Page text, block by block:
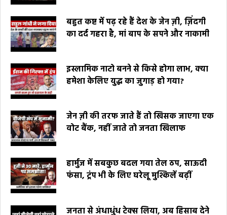
बहुत कष्ट में पढ़ रहे हैं देश के जेन ज़ी, ज़िंदगी
का दर्द गहरा है, मां बाप के सपने और नाकामी
इस्लामिक नाटो बनने से किसे होगा लाभ, क्या
हमेशा केलिए युद्ध का जुगाड़ हो गया?
जेन ज़ी की तरफ जाते हैं तो खिसक जाएगा एक
वोट बैंक, नहीं जाते तो जनता खिलाफ
हार्मुज में सबकुछ बदल गया तेल ठप, साऊदी
फंसा, ट्रंप भी के लिए घरेलू मुश्किलें बढ़ीं
जनता से अंधाधुंध टेक्स लिया, अब हिसाब देने